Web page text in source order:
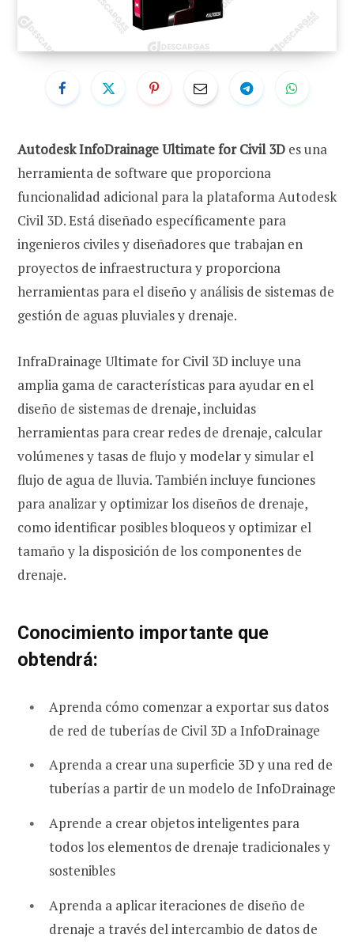
Autodesk InfoDrainage Ultimate for Civil 3D es una
herramienta de software que proporciona
funcionalidad adicional para la plataforma Autodesk
Civil 3D. Está diseñado específicamente para
ingenieros civiles y diseñadores que trabajan en
proyectos de infraestructura y proporciona
herramientas para el diseño y análisis de sistemas de
gestión de aguas pluviales y drenaje.
InfraDrainage Ultimate for Civil 3D incluye una
amplia gama de características para ayudar en el
diseño de sistemas de drenaje, incluidas
herramientas para crear redes de drenaje, calcular
volúmenes y tasas de flujo y modelar y simular el
flujo de agua de lluvia. También incluye funciones
para analizar y optimizar los diseños de drenaje,
como identificar posibles bloqueos y optimizar el
tamaño y la disposición de los componentes de
drenaje.
Conocimiento importante que
obtendrá:
Aprenda cómo comenzar a exportar sus datos
de red de tuberías de Civil 3D a InfoDrainage
Aprenda a crear una superficie 3D y una red de
tuberías a partir de un modelo de InfoDrainage
Aprende a crear objetos inteligentes para
todos los elementos de drenaje tradicionales y
sostenibles
Aprenda a aplicar iteraciones de diseño de
drenaje a través del intercambio de datos de